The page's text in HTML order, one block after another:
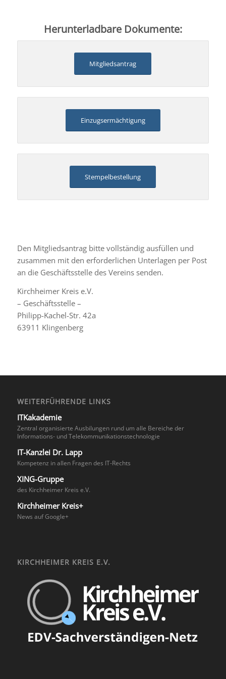
Herunterladbare Dokumente:
Mitgliedsantrag
Einzugsermächtigung
Stempelbestellung
Den Mitgliedsantrag bitte vollständig ausfüllen und
zusammen mit den erforderlichen Unterlagen per Post
an die Geschäftsstelle des Vereins senden.
Kirchheimer Kreis e.V.
– Geschäftsstelle –
Philipp-Kachel-Str. 42a
63911 Klingenberg
WEITERFÜHRENDE LINKS
ITKakademie
Zentral organisierte Ausbilungen rund um alle Bereiche der
Informations- und Telekommunikationstechnologie
IT-Kanzlei Dr. Lapp
Kompetenz in allen Fragen des IT-Rechts
XING-Gruppe
des Kirchheimer Kreis e.V.
Kirchheimer Kreis+
News auf Google+
KIRCHHEIMER KREIS E.V.